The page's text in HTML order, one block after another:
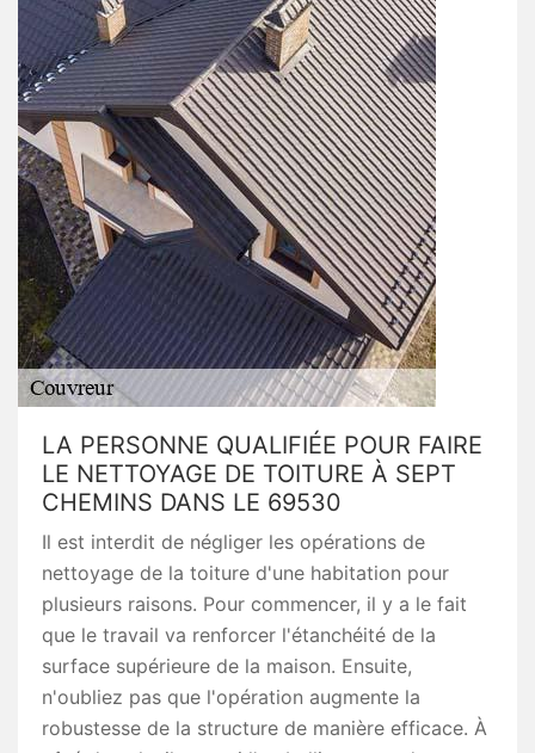
LA PERSONNE QUALIFIÉE POUR FAIRE
LE NETTOYAGE DE TOITURE À SEPT
CHEMINS DANS LE 69530
Il est interdit de négliger les opérations de
nettoyage de la toiture d'une habitation pour
plusieurs raisons. Pour commencer, il y a le fait
que le travail va renforcer l'étanchéité de la
surface supérieure de la maison. Ensuite,
n'oubliez pas que l'opération augmente la
robustesse de la structure de manière efficace. À